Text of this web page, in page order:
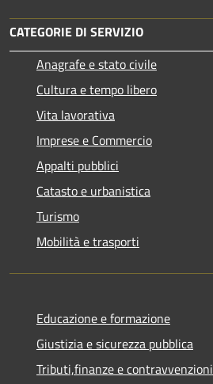
CATEGORIE DI SERVIZIO
Anagrafe e stato civile
Cultura e tempo libero
Vita lavorativa
Imprese e Commercio
Appalti pubblici
Catasto e urbanistica
Turismo
Mobilità e trasporti
Educazione e formazione
Giustizia e sicurezza pubblica
Tributi,finanze e contravvenzioni